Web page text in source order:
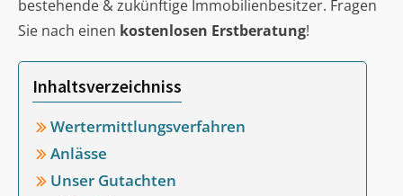
bestehende & zukünftige Immobilienbesitzer. Fragen
Sie nach einen kostenlosen Erstberatung!
Inhaltsverzeichniss
Wertermittlungsverfahren
Anlässe
Unser Gutachten